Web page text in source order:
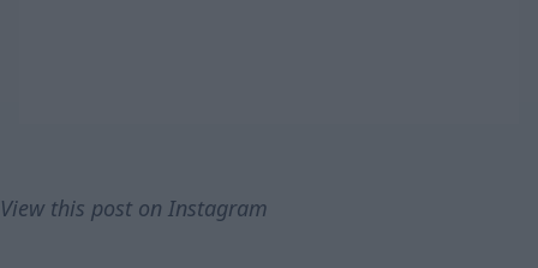
View this post on Instagram